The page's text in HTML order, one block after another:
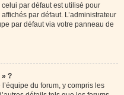
par défaut est utilisé pour
par défaut. L’administrateur
par défaut via votre panneau de
» ?
du forum, y compris les